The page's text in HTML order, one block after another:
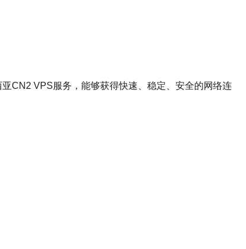
CN2 VPS服务，能够获得快速、稳定、安全的网络连